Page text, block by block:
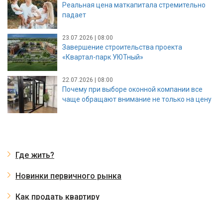
Реальная цена маткапитала стремительно
падает
23.07.2026 | 08:00
Завершение строительства проекта
«Квартал-парк УЮТный»
22.07.2026 | 08:00
Почему при выборе оконной компании все
чаще обращают внимание не только на цену
Где жить?
Новинки первичного рынка
Как продать квартиру